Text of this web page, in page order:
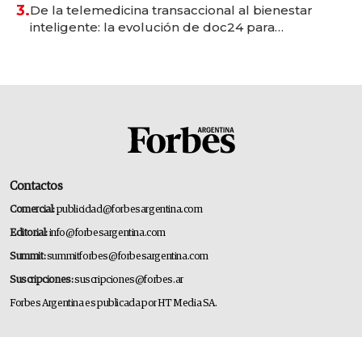
3.De la telemedicina transaccional al bienestar
inteligente: la evolución de doc24 para
Contactos
Comercial:publicidad@forbesargentina.com
Editorial:info@forbesargentina.com
Summit:summitforbes@forbesargentina.com
Suscripciones:suscripciones@forbes.ar
Forbes Argentina es publicada por HT Media SA.